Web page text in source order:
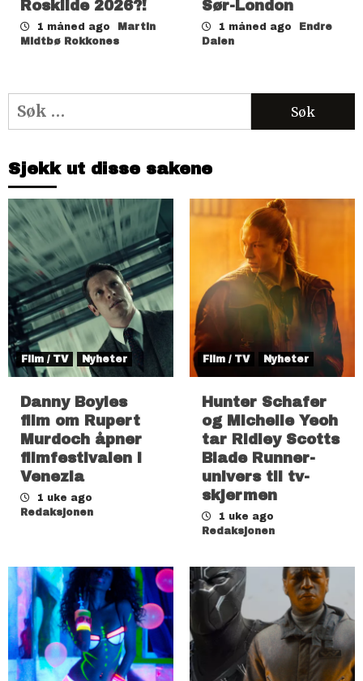
Roskilde 2026?!
1 måned ago
Martin
Midtbø Rokkones
Sør-London
1 måned ago
Endre
Dalen
Søk
etter:
Sjekk ut disse sakene
Film / TV Nyheter
Danny Boyles
film om Rupert
Murdoch åpner
filmfestivalen i
Venezia
1 uke ago
Redaksjonen
Film / TV Nyheter
Hunter Schafer
og Michelle Yeoh
tar Ridley Scotts
Blade Runner-
univers til tv-
skjermen
1 uke ago
Redaksjonen